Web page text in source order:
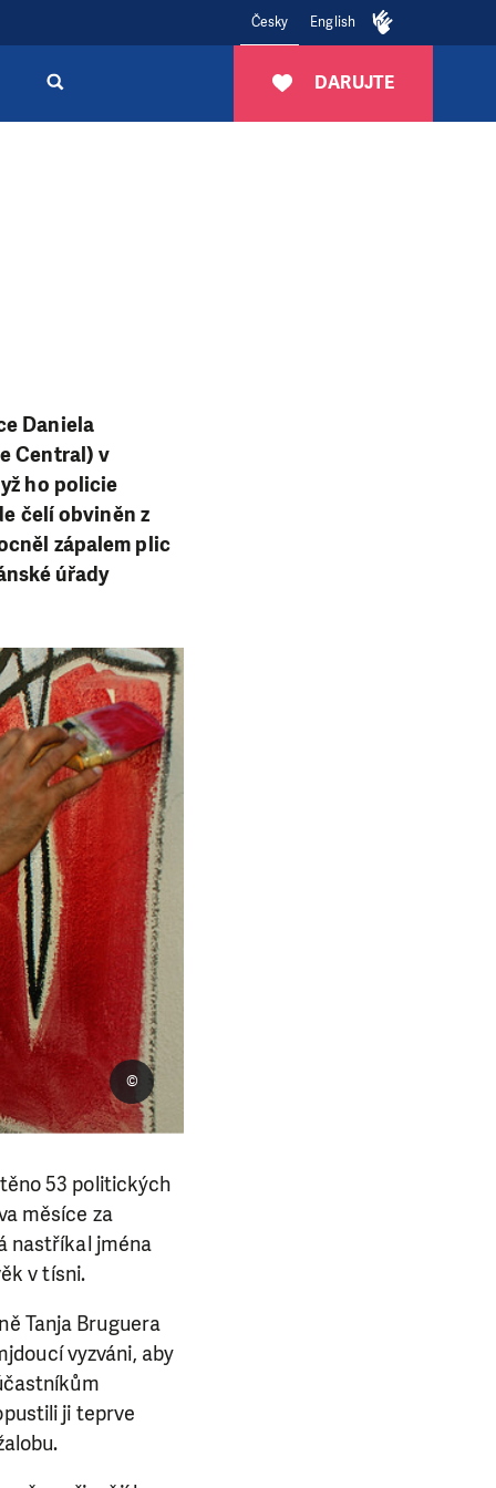
Česky English
DARUJTE
Daniela
Central) v
ho policie
čelí obviněn z
zápalem plic
úřady
©
53 politických
měsíce za
nastříkal jména
v tísni.
Tanja Bruguera
vyzváni, aby
ji teprve